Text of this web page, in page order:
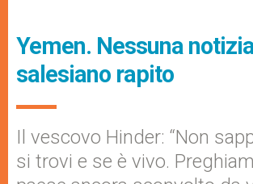
Yemen. Nessuna
salesiano rapito
Il vescovo Hinder: “Non
si trovi e se è vivo.